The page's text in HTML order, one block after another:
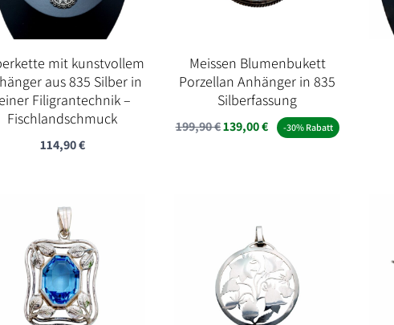
mit kunstvollem
aus 835 Silber in
Filigrantechnik –
Fischlandschmuck
114,90€
Meissen Blumenbukett
Porzellan Anhänger in 835
Silberfassung
199,90€Ursprünglicher
139,00€Aktueller
-30% Rabatt